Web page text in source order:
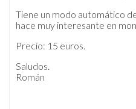
Tiene un modo automático
hace muy interesante en
Precio: 15 euros.
Saludos.
Román